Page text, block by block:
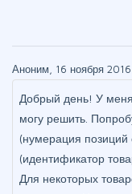
Аноним, 16 ноября 2016
Добрый день! У
могу решить.
(нумерация
(идентификатор
Для некоторых